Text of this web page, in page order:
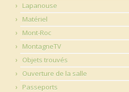
Lapanouse
Matériel
Mont-Roc
MontagneTV
Objets trouvés
Ouverture de la salle
Passeports